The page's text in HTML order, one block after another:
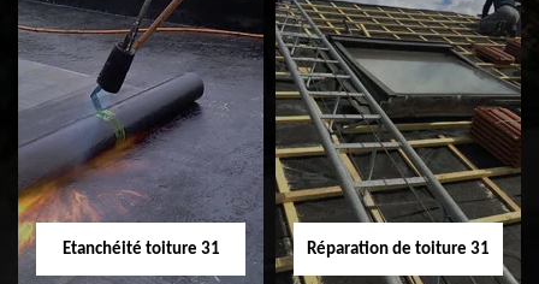
Peinture sur tuile
31
Nettoyage
demoussage de
toiture 31
Etanchéité toiture 31 Réparation de toiture 31